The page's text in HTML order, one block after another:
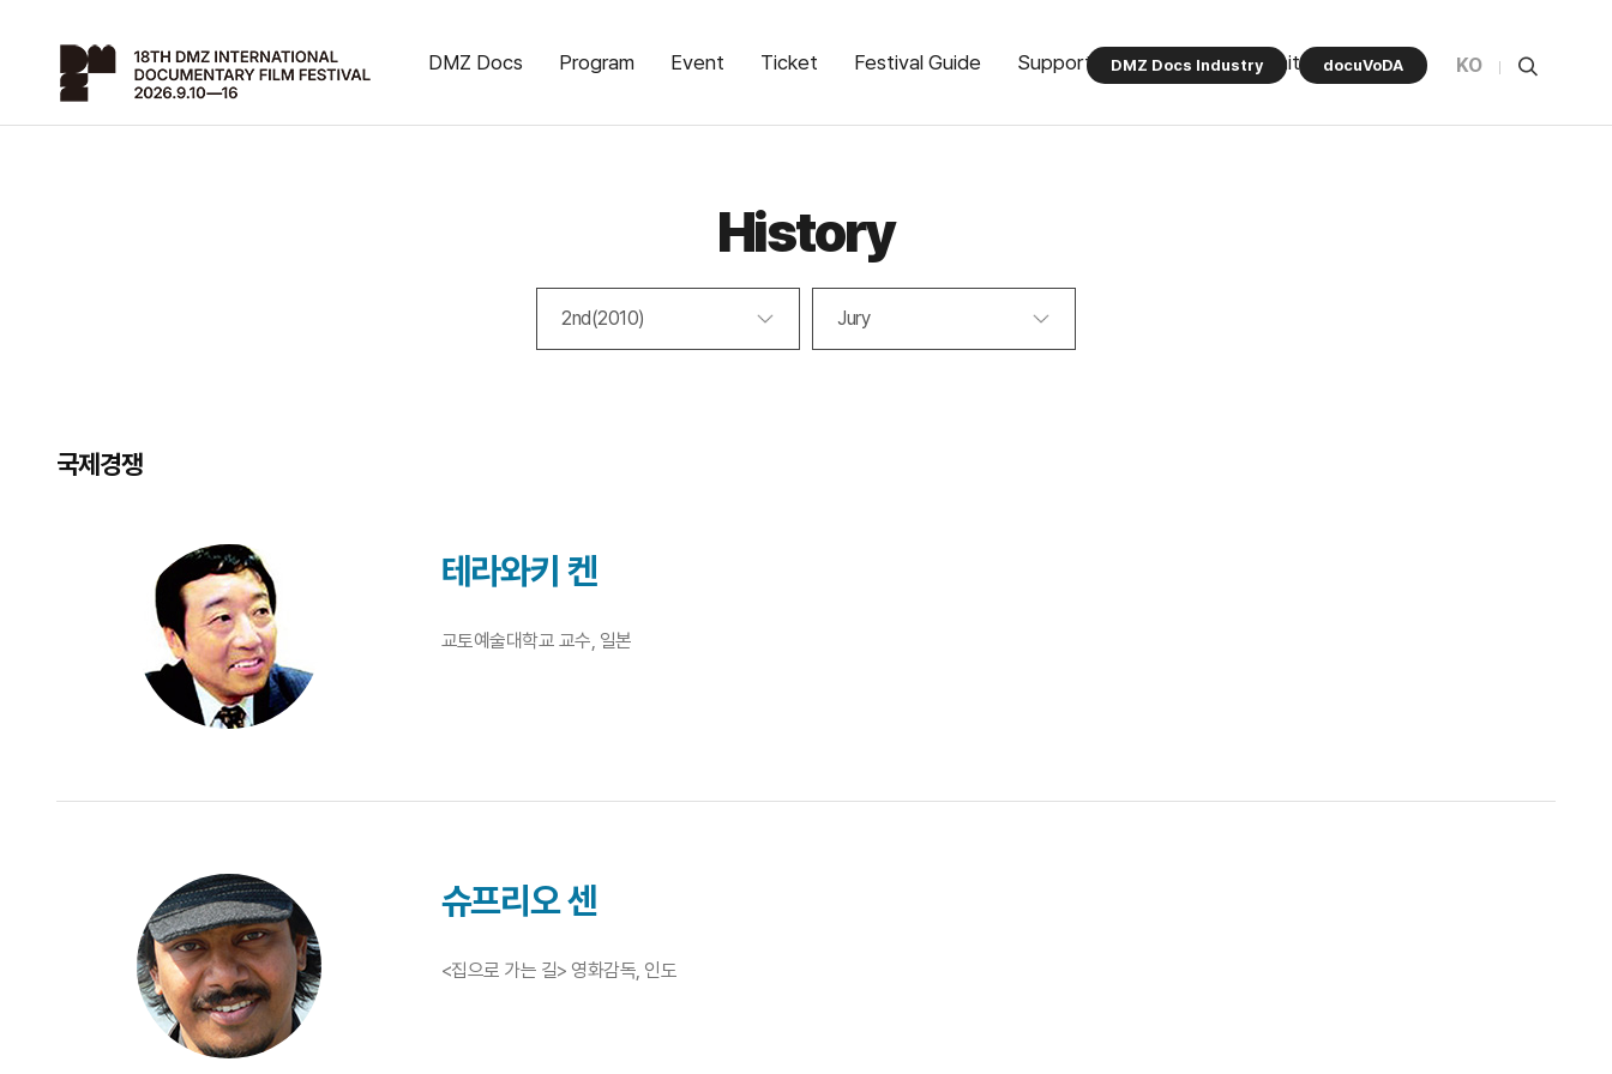
DMZ Docs Program Event Ticket Festival Guide Support Program Community
DMZ Docs Industry docuVoDA KO
History
2nd(2010) Jury
국제경쟁
테라와키 켄
교토예술대학교 교수, 일본
슈프리오 센
<집으로 가는 길> 영화감독, 인도